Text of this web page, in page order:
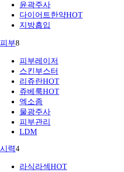
윤곽주사
다이어트한약HOT
지방흡입
피부8
피부레이저
스킨부스터
리쥬란HOT
쥬베룩HOT
엑소좀
물광주사
피부관리
LDM
시력4
라식라섹HOT